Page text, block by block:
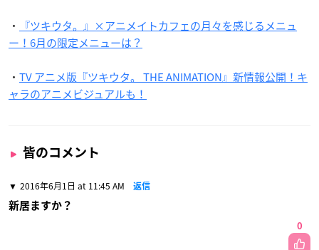
・
『ツキウタ。』×アニメイトカフェの月々を感じるメニュ
ー！6月の限定メニューは？
・ TV アニメ版『ツキウタ。 THE ANIMATION』新情報公開！キ
ャラのアニメビジュアルも！
皆のコメント
2016年6月1日 at 11:45 AM 返信
新居ますか？
0